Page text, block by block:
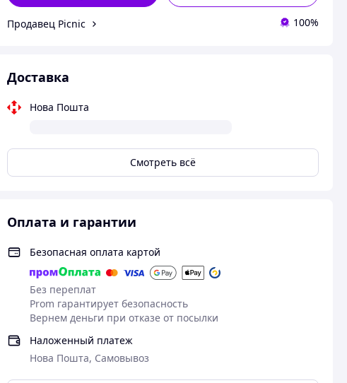
Продавец Picnic 100%
Доставка
Нова Пошта
Смотреть всё
Оплата и гарантии
Безопасная оплата картой
Без переплат
Prom гарантирует безопасность
Вернем деньги при отказе от посылки
Наложенный платеж
Нова Пошта, Самовывоз